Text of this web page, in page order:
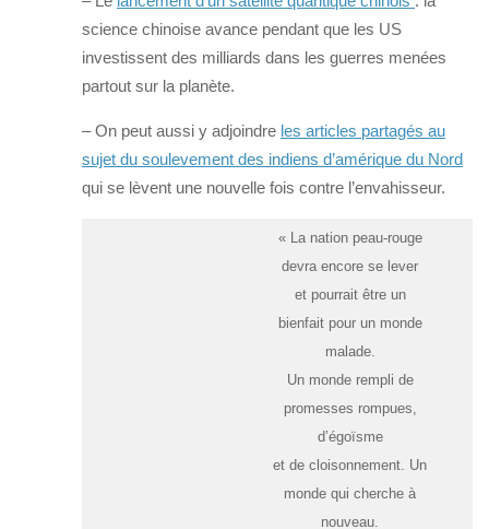
science chinoise avance pendant que les US
investissent des milliards dans les guerres menées
partout sur la planète.
– On peut aussi y adjoindre les articles partagés au
sujet du soulevement des indiens d’amérique du Nord
qui se lèvent une nouvelle fois contre l’envahisseur.
« La nation peau-rouge
devra encore se lever
et pourrait être un
bienfait pour un monde
malade.
Un monde rempli de
promesses rompues,
d’égoïsme
et de cloisonnement. Un
monde qui cherche à
nouveau.